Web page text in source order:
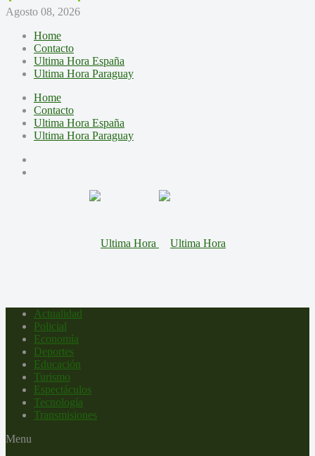
Agosto 08, 2026
Home
Contacto
Ultima Hora España
Ultima Hora Paraguay
Home
Contacto
Ultima Hora España
Ultima Hora Paraguay
Actualidad
Policial
Economía
Deportes
Educación
Turismo
Espectáculos
Tecnología
Transmisiones
Menu